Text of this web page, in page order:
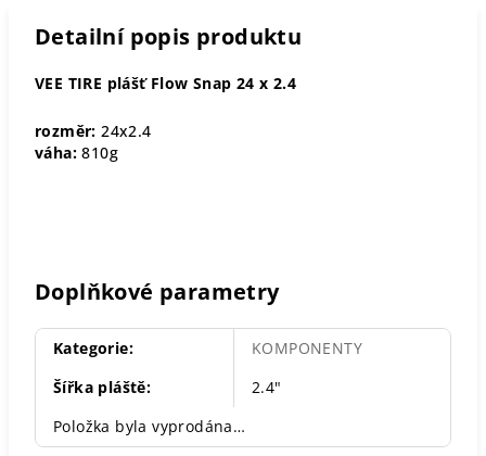
Detailní popis produktu
VEE TIRE plášť Flow Snap 24 x 2.4
rozměr:24x2.4
váha:810g
Doplňkové parametry
Kategorie:
KOMPONENTY
Šířka pláště:
2.4"
Položka byla vyprodána…